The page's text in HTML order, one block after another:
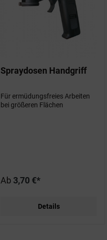
Spraydosen Handgriff
Für ermüdungsfreies Arbeiten
bei größeren Flächen
Ab 3,70 €*
Details